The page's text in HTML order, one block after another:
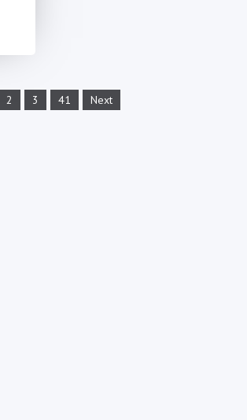
2 3 41 Next